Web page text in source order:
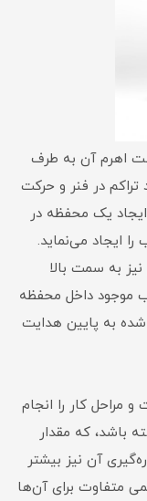
اهرم آن به طرف
تراکم در فنر و حرکت
یک محفظه در
ایجاد می‌نماید.
به سمت بالا
موجود داخل محفظه
به پایین هدایت
و مراحل کار را انجام
باشد، که مقدار
آن نیز بیشتر
متفاوت برای آن‌ها